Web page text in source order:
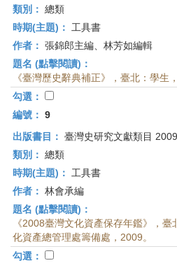
類別： 總類
時期(主題)：
工具書
作者： 張錦郎主編、林芳如編輯
題名 (點擊閱讀)：
《臺灣歷史辭典補正》，臺北：學生
勾選：
編號： 9
出版書目： 臺灣史研究文獻類目
類別： 總類
時期(主題)：
工具書
作者： 林會承編
題名 (點擊閱讀)：
《2008臺灣文化資產保存年鑑》，
化資產總管理處籌備處，2009。
勾選：